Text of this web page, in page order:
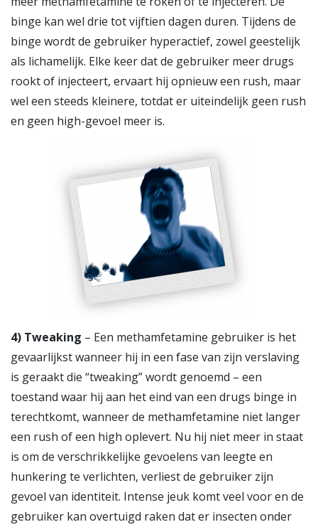
binge kan wel drie tot vijftien dagen duren. Tijdens de
binge wordt de gebruiker hyperactief, zowel geestelijk
als lichamelijk. Elke keer dat de gebruiker meer drugs
rookt of injecteert, ervaart hij opnieuw een rush, maar
wel een steeds kleinere, totdat er uiteindelijk geen rush
en geen high-gevoel meer is.
4) Tweaking – Een methamfetamine gebruiker is het
gevaarlijkst wanneer hij in een fase van zijn verslaving
is geraakt die “tweaking” wordt genoemd – een
toestand waar hij aan het eind van een drugs binge in
terechtkomt, wanneer de methamfetamine niet langer
een rush of een high oplevert. Nu hij niet meer in staat
is om de verschrikkelijke gevoelens van leegte en
hunkering te verlichten, verliest de gebruiker zijn
gevoel van identiteit. Intense jeuk komt veel voor en de
gebruiker kan overtuigd raken dat er insecten onder